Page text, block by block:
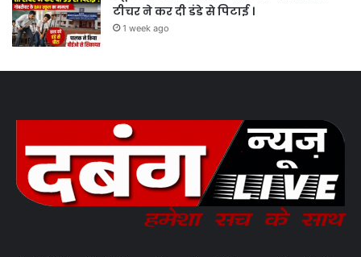
टीचर ने कर दी डंडे से पिटाई ।
1 week ago